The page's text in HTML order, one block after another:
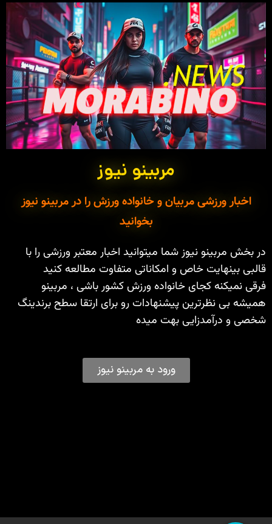
مربینو نیوز
اخبار ورزشی مربیان و خانواده ورزش را در مربینو نیوز
بخوانید
در بخش مربینو نیوز شما میتوانید اخبار معتبر ورزشی را با
قالبی بینهایت خاص و امکاناتی متفاوت مطالعه کنید
فرقی نمیکنه کجای خانواده ورزش کشور باشی ، مربینو
همیشه بی نظرترین پیشنهادات رو برای ارتقا سطح برندینگ
شخصی و درآمدزایی بهت میده
ورود به مربینو نیوز